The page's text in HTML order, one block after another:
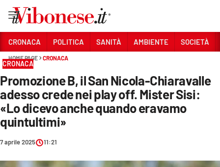
Sezioni
CRONACA
POLITICA
SANITÀ
AMBIENTE
SOCIETÀ
CRONACA POLITICA SANITÀ AMBIENTE SOCIETÀ
HOME PAGE CRONACA
CRONACA
Promozione B, il San Nicola-Chiaravalle
adesso crede nei play off. Mister Sisi:
«Lo dicevo anche quando eravamo
quintultimi»
7 aprile 2025 11:21